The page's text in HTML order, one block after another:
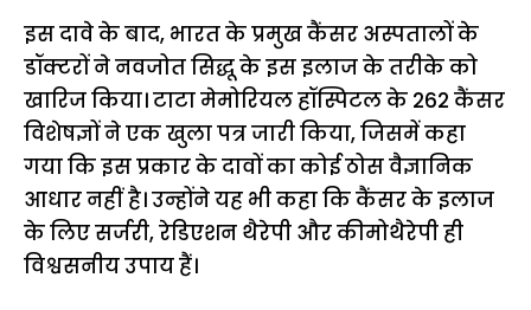
इस दावे के बाद, भारत के प्रमुख कैंसर अस्पतालों के
डॉक्टरों ने नवजोत सिद्धू के इस इलाज के तरीके को
खारिज किया। टाटा मेमोरियल हॉस्पिटल के 262 कैंसर
विशेषज्ञों ने एक खुला पत्र जारी किया, जिसमें कहा
गया कि इस प्रकार के दावों का कोई ठोस वैज्ञानिक
आधार नहीं है। उन्होंने यह भी कहा कि कैंसर के इलाज
के लिए सर्जरी, रेडिएशन थैरेपी और कीमोथैरेपी ही
विश्वसनीय उपाय हैं।